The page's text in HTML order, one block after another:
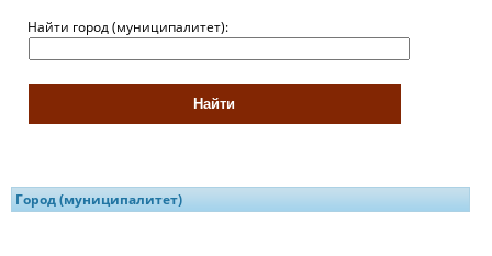
Найти город (муниципалитет):
Город (муниципалитет)